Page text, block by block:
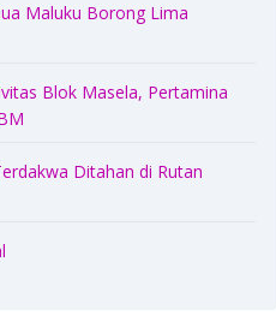
Maluku Borong Lima
Blok Masela, Pertamina
Ditahan di Rutan